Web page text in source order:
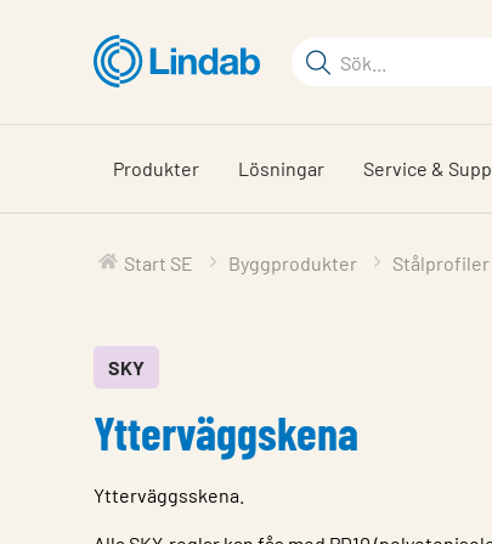
huvudinnehållet
Sökord
på
sajten
Produkter Lösningar Service &
Start SE Byggprodukter Stålprofiler
SKY
Ytterväggskena
Ytterväggsskena.